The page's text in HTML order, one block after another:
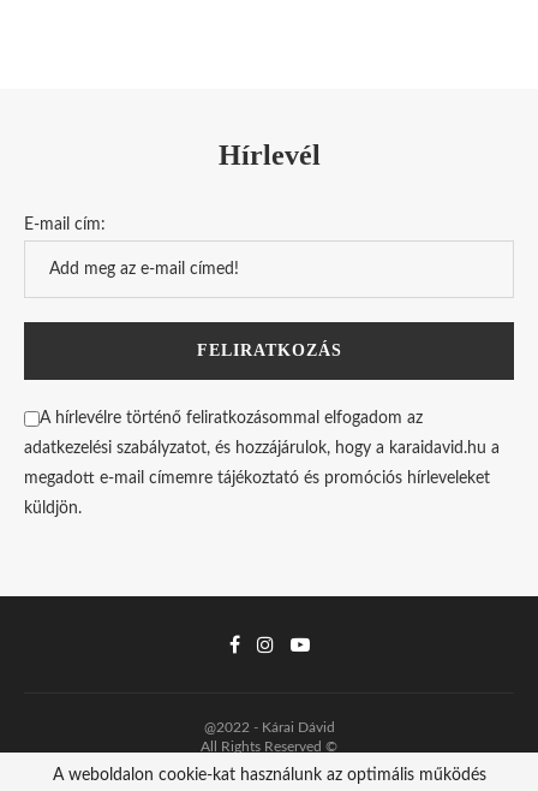
Hírlevél
E-mail cím:
A hírlevélre történő feliratkozásommal elfogadom az
adatkezelési szabályzatot, és hozzájárulok, hogy a karaidavid.hu a
megadott e-mail címemre tájékoztató és promóciós hírleveleket
küldjön.
@2022 - Kárai Dávid
All Rights Reserved ©
A weboldalon cookie-kat használunk az optimális működés